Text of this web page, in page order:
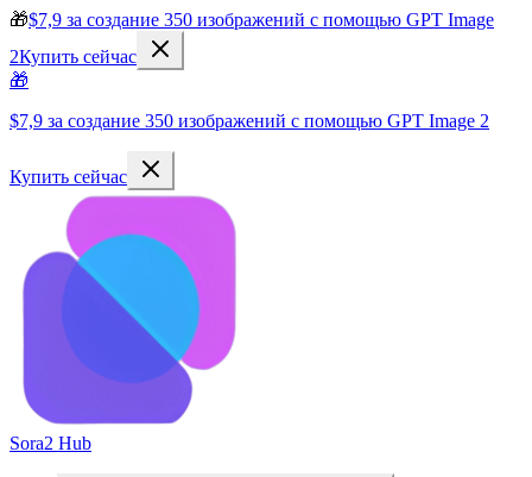
🎁$7,9 за создание 350 изображений с помощью GPT Image
2Купить сейчас
🎁
$7,9 за создание 350 изображений с помощью GPT Image 2
Купить сейчас
Sora2 Hub